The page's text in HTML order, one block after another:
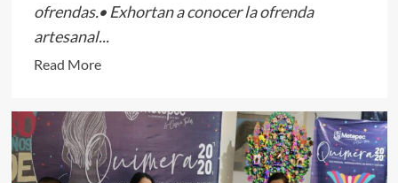
ofrendas.• Exhortan a conocer la ofrenda
artesanal...
Read MoreRead
ANUNCIA
SECRETARÍA
DE